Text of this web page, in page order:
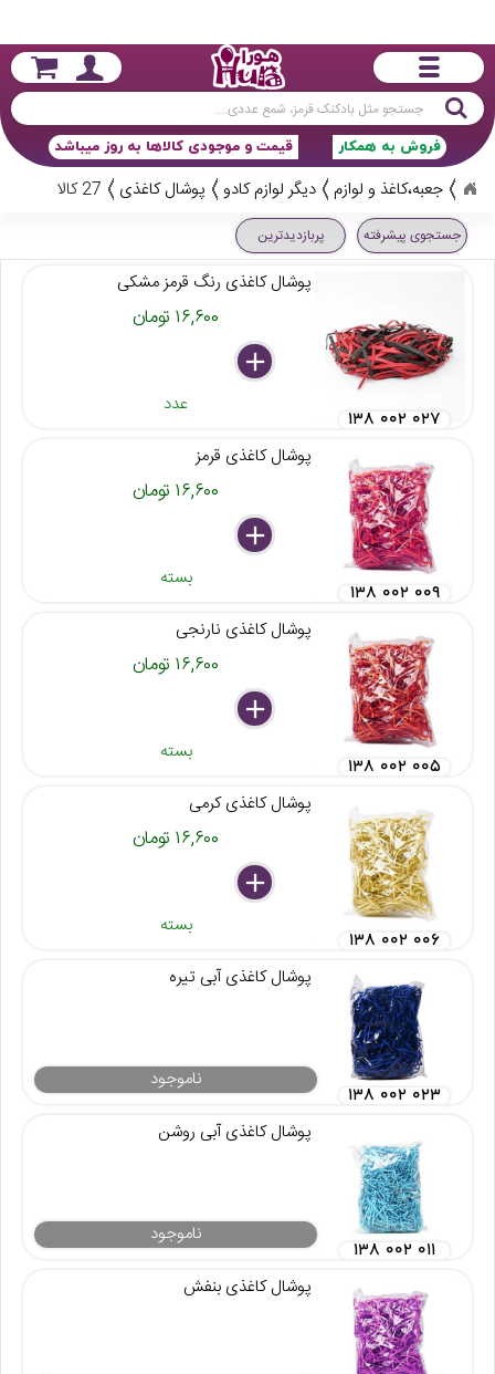
جستجو
قیمت و موجودی کالاها به روز میباشد فروش به همکار
جعبه،کاغذ و لوازم دیگر لوازم کادو پوشال کاغذی 27 کالا
جستجوی پیشرفته پربازدیدترین
پوشال کاغذی رنگ قرمز مشکی
۱۶,۶۰۰ تومان
delete
remove
add
عدد
۱۳۸ ۰۰۲ ۰۲۷
پوشال کاغذی قرمز
۱۶,۶۰۰ تومان
delete
remove
add
بسته
۱۳۸ ۰۰۲ ۰۰۹
پوشال کاغذی نارنجی
۱۶,۶۰۰ تومان
delete
remove
add
بسته
۱۳۸ ۰۰۲ ۰۰۵
پوشال کاغذی کرمی
۱۶,۶۰۰ تومان
delete
remove
add
بسته
۱۳۸ ۰۰۲ ۰۰۶
پوشال کاغذی آبی تیره
ناموجود
۱۳۸ ۰۰۲ ۰۲۳
پوشال کاغذی آبی روشن
ناموجود
۱۳۸ ۰۰۲ ۰۱۱
پوشال کاغذی بنفش